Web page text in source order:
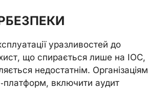
уразливостей до
що спирається лише на IOC,
недостатнім. Організаціям
включити аудит